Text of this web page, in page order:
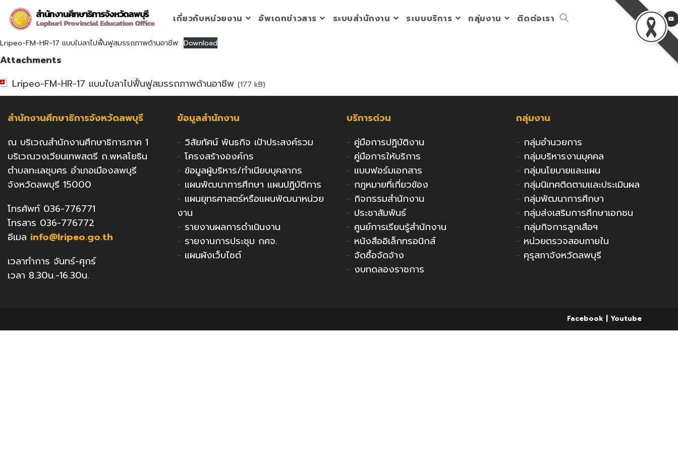
content
เกี่ยวกับหน่วยงาน อัพเดทข่าวสาร ระบบสำนักงาน ระบบบริการ กลุ่มงาน ติดต่อเรา Toggle
Lripeo-FM-HR-17 แบบใบลาไปฟื้นฟูสมรรถภาพด้านอาชีพ Download
Attachments
Lripeo-FM-HR-17 แบบใบลาไปฟื้นฟูสมรรถภาพด้านอาชีพ (177 kB)
สำนักงานศึกษาธิการจังหวัดลพบุรี
ณ บริเวณสำนักงานศึกษาธิการภาค 1
บริเวณวงเวียนเทพสตรี ถ.พหลโยธิน
ตำบลทะเลชุบศร อำเภอเมืองลพบุรี
จังหวัดลพบุรี 15000
โทรศัพท์ 036-776771
โทรสาร 036-776772
อีเมล info@lripeo.go.th
เวลาทำการ จันทร์-ศุกร์
เวลา 8.30น.-16.30น.
ข้อมูลสำนักงาน
- วิสัยทัศน์ พันธกิจ เป้าประสงค์รวม
- โครงสร้างองค์กร
- ข้อมูลผู้บริหาร/ทำเนียบบุคลากร
- แผนพัฒนาการศึกษา แผนปฏิบัติการ
- แผนยุทธศาสตร์หรือแผนพัฒนาหน่วย
งาน
- รายงานผลการดำเนินงาน
- รายงานการประชุม กศจ.
- แผนผังเว็บไซต์
บริการด่วน
- คู่มือการปฏิบัติงาน
- คู่มือการให้บริการ
- แบบฟอร์มเอกสาร
- กฎหมายที่เกี่ยวข้อง
- กิจกรรมสำนักงาน
- ประชาสัมพันธ์
- ศูนย์การเรียนรู้สำนักงาน
- หนังสืออิเล็กทรอนิกส์
- จัดซื้อจัดจ้าง
- งบทดลองราชการ
กลุ่มงาน
- กลุ่มอำนวยการ
- กลุ่มบริหารงานบุคคล
- กลุ่มนโยบายและแผน
- กลุ่มนิเทศติดตามและประเมินผล
- กลุ่มพัฒนาการศึกษา
- กลุ่มส่งเสริมการศึกษาเอกชน
- กลุ่มกิจการลูกเสือฯ
- หน่วยตรวจสอบภายใน
- คุรุสภาจังหวัดลพบุรี
Facebook Youtube